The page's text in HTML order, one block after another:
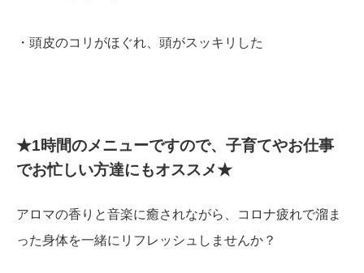
・頭皮のコリがほぐれ、頭がスッキリした
★1時間のメニューですので、子育てやお仕事
でお忙しい方達にもオススメ★
アロマの香りと音楽に癒されながら、コロナ疲れで溜ま
った身体を一緒にリフレッシュしませんか？